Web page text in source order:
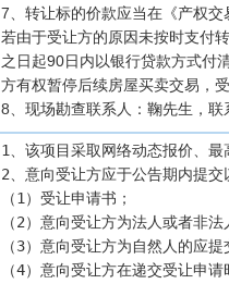
7、转让标的价款应当在《产权
若由于受让方的原因未按时支付
之日起90日内以银行贷款方式付
方有权暂停后续房屋买卖交易，
8、现场勘查联系人：鞠先生，联
1、该项目采取网络动态报价、
2、意向受让方应于公告期内提
（1）受让申请书；
（2）意向受让方为法人或者非
（3）意向受让方为自然人的应
（4）意向受让方在递交受让申